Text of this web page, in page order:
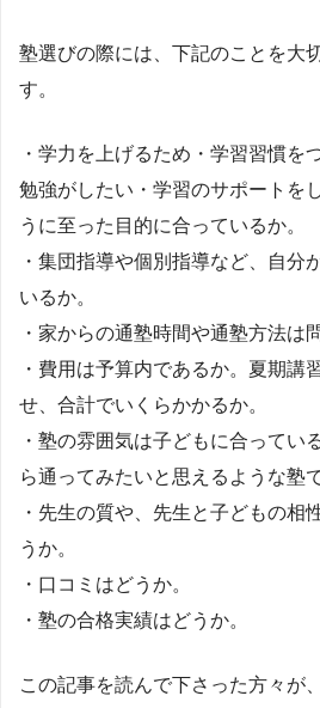
塾選びの際には、下記のことを大
す。
・学力を上げるため・学習習慣を
勉強がしたい・学習のサポートを
うに至った目的に合っているか。
・集団指導や個別指導など、自分
いるか。
・家からの通塾時間や通塾方法は
・費用は予算内であるか。夏期講
せ、合計でいくらかかるか。
・塾の雰囲気は子どもに合ってい
ら通ってみたいと思えるような塾
・先生の質や、先生と子どもの相
うか。
・口コミはどうか。
・塾の合格実績はどうか。
この記事を読んで下さった方々が